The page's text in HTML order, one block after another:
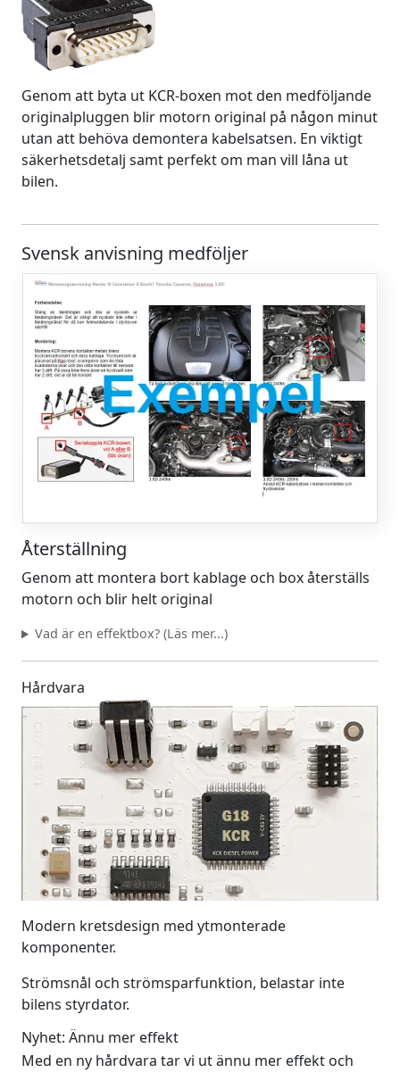
Genom att byta ut KCR-boxen mot den medföljande
originalpluggen blir motorn original på någon minut
utan att behöva demontera kabelsatsen. En viktigt
säkerhetsdetalj samt perfekt om man vill låna ut
bilen.
Svensk anvisning medföljer
Återställning
Genom att montera bort kablage och box återställs
motorn och blir helt original
Vad är en effektbox? (Läs mer...)
Hårdvara
Modern kretsdesign med ytmonterade
komponenter.
Strömsnål och strömsparfunktion, belastar inte
bilens styrdator.
Nyhet: Ännu mer effekt
Med en ny hårdvara tar vi ut ännu mer effekt och